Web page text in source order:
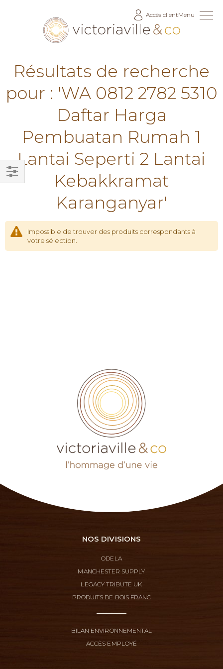
Accès clientMenu
Résultats de recherche
pour : 'WA 0812 2782 5310
Daftar Harga
Pembuatan Rumah 1
Lantai Seperti 2 Lantai
Kebakkramat
Karanganyar'
Impossible de trouver des produits correspondants à
votre sélection.
Filtrer
NOS DIVISIONS
ODELA
MANCHESTER SUPPLY
LEGACY TRIBUTE UK
PRODUITS DE BOIS FRANC
BILAN ENVIRONNEMENTAL
ACCÈS EMPLOYÉ